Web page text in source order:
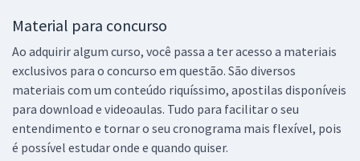
Material para concurso
Ao adquirir algum curso, você passa a ter acesso a materiais
exclusivos para o concurso em questão. São diversos
materiais com um conteúdo riquíssimo, apostilas disponíveis
para download e videoaulas. Tudo para facilitar o seu
entendimento e tornar o seu cronograma mais flexível, pois
é possível estudar onde e quando quiser.